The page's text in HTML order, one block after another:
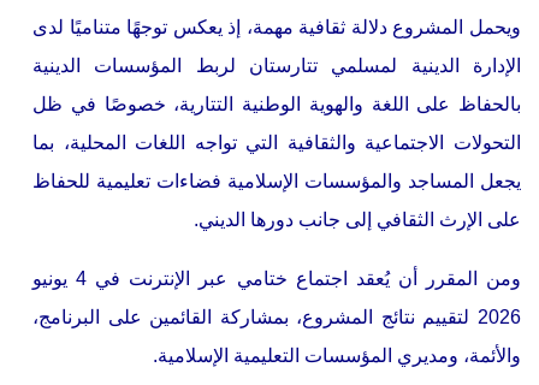
ويحمل المشروع دلالة ثقافية مهمة، إذ يعكس توجهًا متناميًا لدى
الإدارة الدينية لمسلمي تتارستان لربط المؤسسات الدينية
بالحفاظ على اللغة والهوية الوطنية التتارية، خصوصًا في ظل
التحولات الاجتماعية والثقافية التي تواجه اللغات المحلية، بما
يجعل المساجد والمؤسسات الإسلامية فضاءات تعليمية للحفاظ
على الإرث الثقافي إلى جانب دورها الديني.
ومن المقرر أن يُعقد اجتماع ختامي عبر الإنترنت في 4 يونيو
2026 لتقييم نتائج المشروع، بمشاركة القائمين على البرنامج،
والأئمة، ومديري المؤسسات التعليمية الإسلامية.